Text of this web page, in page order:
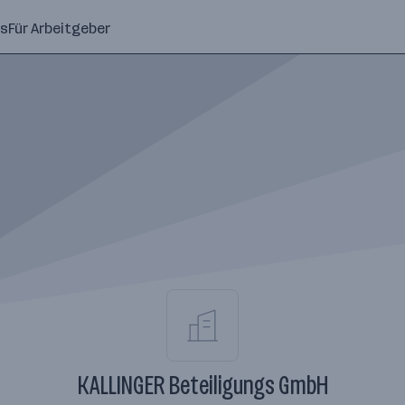
Für Arbeitgeber
KALLINGER Beteiligungs GmbH